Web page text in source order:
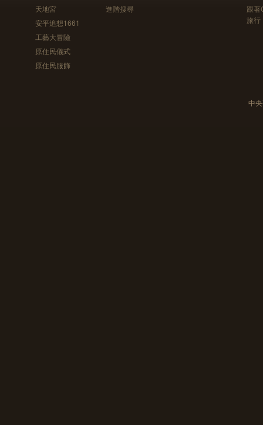
天地宮
安平追想1661
工藝大冒險
原住民儀式
原住民服飾
進階搜尋
跟
旅行
中